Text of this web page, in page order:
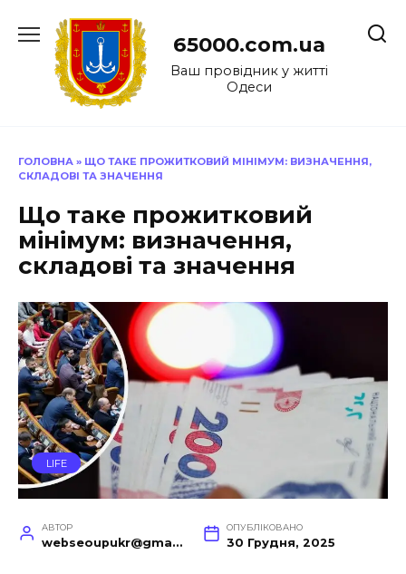
до
65000.com.ua
Ваш провідник у житті
Одеси
ГОЛОВНА » ЩО ТАКЕ ПРОЖИТКОВИЙ МІНІМУМ: ВИЗНАЧЕННЯ,
СКЛАДОВІ ТА ЗНАЧЕННЯ
Що таке прожитковий
мінімум: визначення,
складові та значення
LIFE
АВТОР
webseoupukr@gmail.com
ОПУБЛІКОВАНО
30 Грудня, 2025